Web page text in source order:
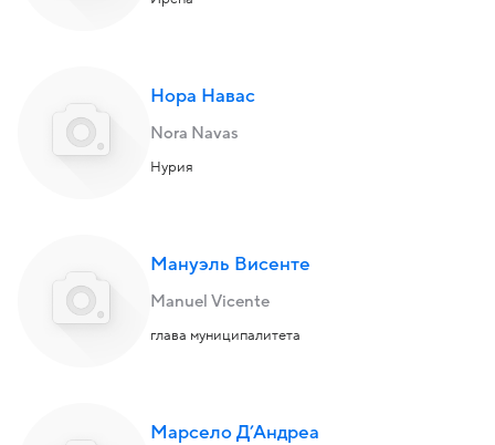
Нора Навас
Nora Navas
Нурия
Мануэль Висенте
Manuel Vicente
глава муниципалитета
Марсело Д’Андреа